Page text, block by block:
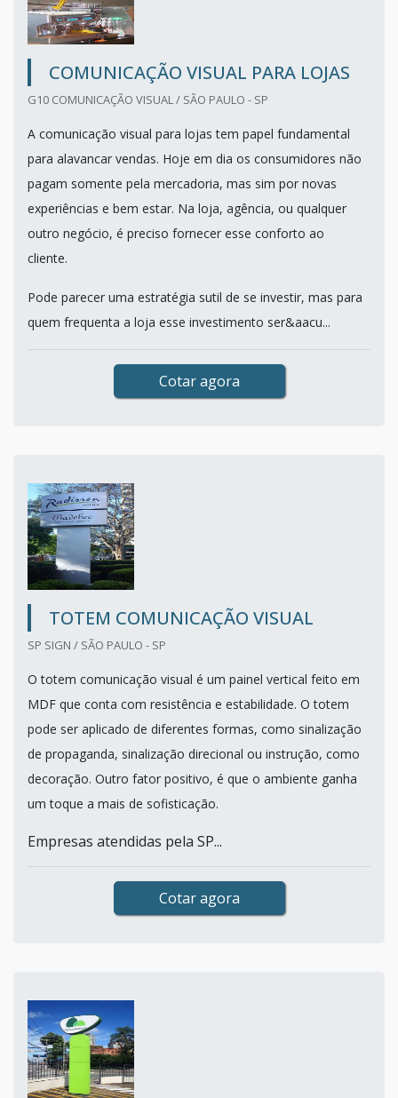
COMUNICAÇÃO VISUAL PARA LOJAS
G10 COMUNICAÇÃO VISUAL / SÃO PAULO - SP
A comunicação visual para lojas tem papel fundamental
para alavancar vendas. Hoje em dia os consumidores não
pagam somente pela mercadoria, mas sim por novas
experiências e bem estar. Na loja, agência, ou qualquer
outro negócio, é preciso fornecer esse conforto ao
cliente.
Pode parecer uma estratégia sutil de se investir, mas para
quem frequenta a loja esse investimento ser&aacu...
Cotar agora
TOTEM COMUNICAÇÃO VISUAL
SP SIGN / SÃO PAULO - SP
O totem comunicação visual é um painel vertical feito em
MDF que conta com resistência e estabilidade. O totem
pode ser aplicado de diferentes formas, como sinalização
de propaganda, sinalização direcional ou instrução, como
decoração. Outro fator positivo, é que o ambiente ganha
um toque a mais de sofisticação.
Empresas atendidas pela SP...
Cotar agora